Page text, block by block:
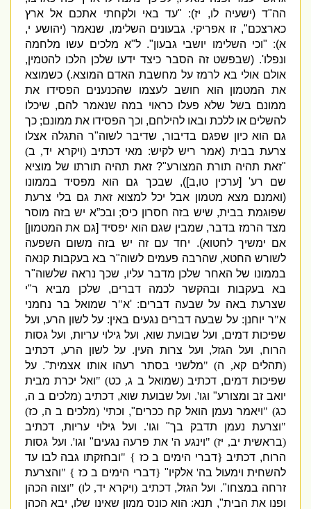
הה"ד(ישעיה לו ,יז ): " עד באי ולקחתי אתכם אל ארץ
כארצכם",זו אפריקי.גבעונים השלימו,שנאמר(יהושע י,
): " וכי השלימו יושבי גבעון".ל א מלכים עשו מלחמה
ונפלו'. (שבפשט זה הסבר כיצד ידעו שלכן הלכו להטמין,
אולם אולי בא לרמז על מחשבת האדם המוצא.)כשמוצא
את המטמון הוא חושב לעצמו שהכנענים הפסידו את
ממונם בשל שלא פעלו כראוי במה שנאמר להם,שיכלו
להשלים או ללכת ובאו להילחם,וכך הפסידו את ממונם;כך
גם הוא כיון שפגם בדיבור,שדיבר לשוה"ר התגלה אצלו
צרעת בבית(אמר ריש לקיש:מאי דכתיב(ויקרא יד ,ב
זאת תהיה תורת המצורע"?זאת תהיה תורתו של מוציא
שם רע' [ערכין טו ,ב]),שבכך גם הוא מפסיד בממונו
ואמנם מצא מטמון אבל יכל למצוא זאת גם בלי צרעת
שפוגמת בבית,שיש בזה חסרון כיס;ובכ”א יש בזה מוסר
מצד הרמז בדבר,שמבין שגם הוא יפסיד[גם את המטמון]
אם ימשיך לחטוא).יחד עם זה יש בזה משום השפעה
לשורש החטא,שהרבה פעמים לשוה"ר בא בעקבות קנאה
בממונו של האחר שלכן מדבר עליו,שכך נראה שלשוה"ר
בא בעקבות ובהקשר לכמה דברים,שלכן מביא ר
י
שצרעת באה על שבעה דברים: 'א "ר שמואל בר נחמני
"ר יוחנן:על שבעה דברים נגעים באין:על לשון הרע,ועל
שפיכות דמים,ועל שבועת שוא,ועל גילוי עריות,ועל גסות
הרוח,ועל הגזל,ועל צרות העין.על לשון הרע,דכתיב
תהלים קא,ה ) " מלשני בסתר רעהו אותו אצמית".על
שפיכות דמים,דכתיב(שמואל ב ג,כט) "ואל יכרת מבית
יואב זב ומצורע"וגו '.ועל שבועת שוא,דכתיב(מלכים ב ה
) "ויאמר נעמן הואל קח ככרים",וכתי' (מלכים ב ה ,כז )
וצרעת נעמן תדבק בך"וגו '.ועל גילוי עריות,דכתיב
בראשית יב ,יז ) "וינגע ה 'את פרעה נגעים"וגו '.ועל גסות
הרוח,דכתיב{דברי הימים ב כז} "ובחזקתו גבה לבו עד
להשחית וימעול בה'אלקיו"
{דברי הימים ב כז} "והצרעת
זרחה במצחו".ועל הגזל,דכתיב(ויקרא יד ,לו ) "וצוה הכהן
ופנו את הבית",תנא:הוא כונס ממון שאינו שלו,יבא הכהן